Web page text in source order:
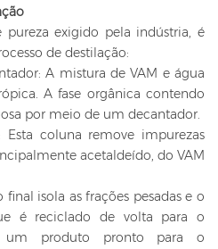
exigido pela indústria, é
de destilação:
A mistura de VAM e água
A fase orgânica contendo
por meio de um decantador.
Esta coluna remove impurezas
acetaldeído, do VAM
final isola as frações pesadas e o
é reciclado de volta para o
um produto pronto para o